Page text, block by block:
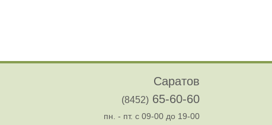
Саратов
(8452) 65-60-60
пн. - пт. с 09-00 до 19-00